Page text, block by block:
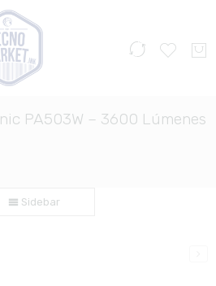
PA503W – 3600 Lúmenes
Sidebar